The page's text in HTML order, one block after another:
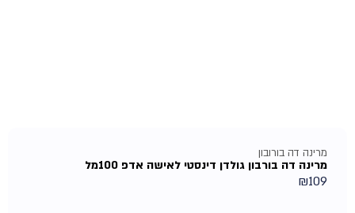
מרינה דה בורובון
מרינה דה בורבון גולדן דינסטי לאישה אדפ 100מל
₪109